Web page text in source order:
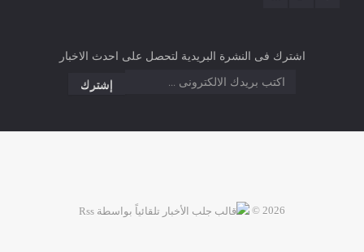
اشترك فى النشرة البريدية لتحصل على احدث الاخبار
2026 ©